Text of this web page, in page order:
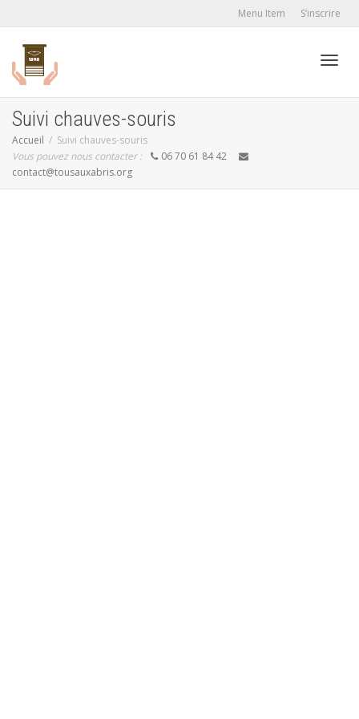
Menu Item S’inscrire
Suivi chauves-souris
Accueil
Suivi chauves-souris
Vous pouvez nous contacter :
06 70 61 84 42
contact@tousauxabris.org